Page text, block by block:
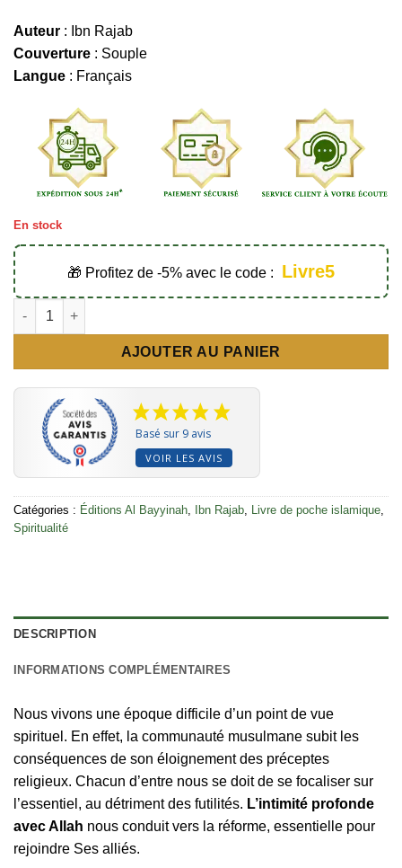
Auteur : Ibn Rajab
Couverture : Souple
Langue : Français
En stock
🎁 Profitez de -5% avec le code : Livre5
quantité de L'intimité profonde avec Allah (Al Wilaya) -
AJOUTER AU PANIER
Basé sur 9 avis
VOIR LES AVIS
Catégories : Éditions Al Bayyinah, Ibn Rajab, Livre de poche islamique,
Spiritualité
DESCRIPTION
INFORMATIONS COMPLÉMENTAIRES
Nous vivons une époque difficile d’un point de vue
spirituel. En effet, la communauté musulmane subit les
conséquences de son éloignement des préceptes
religieux. Chacun d’entre nous se doit de se focaliser sur
l’essentiel, au détriment des futilités. L’intimité profonde
avec Allah nous conduit vers la réforme, essentielle pour
rejoindre Ses alliés.